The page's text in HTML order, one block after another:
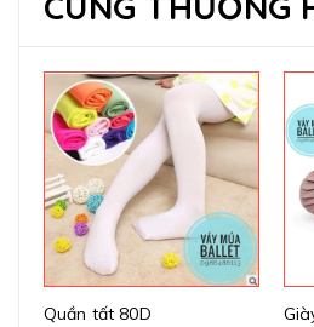
Quần tất 80D